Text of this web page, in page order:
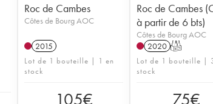
Roc de Cambes
Côtes de Bourg AOC
2015
Lot de 1 bouteille | 1 en
stock
105€
Roc de Cambes
à partir de 6 bts)
Côtes de Bourg AOC
2020 T
Lot de 1 bouteille |
stock
75€